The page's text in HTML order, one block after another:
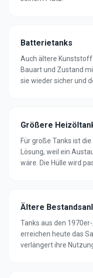
Batterietanks
Auch ältere
Bauart und Zustand
sie wieder sicher und
Größere
Für große Tanks ist
Lösung, weil ein
wäre. Die Hülle wird
Ältere
Tanks aus den
erreichen heute das
verlängert ihre